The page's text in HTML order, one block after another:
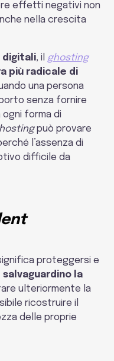
effetti negativi non
nella crescita
digitali, il ghosting
più radicale di
una persona
senza fornire
ogni forma di
può provare
l’assenza di
difficile da
proteggersi e
la
ulteriormente la
ricostruire il
delle proprie